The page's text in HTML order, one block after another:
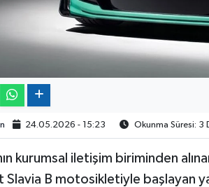
24.05.2026 - 15:23 Okunma Süresi: 3
kurumsal iletişim biriminden
Slavia B motosikletiyle başlayan